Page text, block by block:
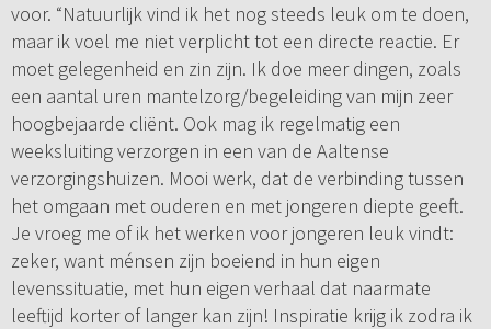
voor. “Natuurlijk vind ik het nog steeds leuk om te doen,
maar ik voel me niet verplicht tot een directe reactie. Er
moet gelegenheid en zin zijn. Ik doe meer dingen, zoals
een aantal uren mantelzorg/begeleiding van mijn zeer
hoogbejaarde cliënt. Ook mag ik regelmatig een
weeksluiting verzorgen in een van de Aaltense
verzorgingshuizen. Mooi werk, dat de verbinding tussen
het omgaan met ouderen en met jongeren diepte geeft.
Je vroeg me of ik het werken voor jongeren leuk vindt:
zeker, want ménsen zijn boeiend in hun eigen
levenssituatie, met hun eigen verhaal dat naarmate
leeftijd korter of langer kan zijn! Inspiratie krijg ik zodra ik